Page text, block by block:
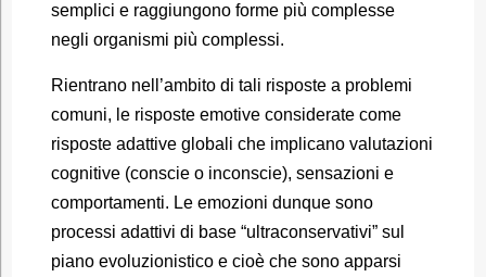
semplici e raggiungono forme più complesse
negli organismi più complessi.
Rientrano nell’ambito di tali risposte a problemi
comuni, le risposte emotive considerate come
risposte adattive globali che implicano valutazioni
cognitive (conscie o inconscie), sensazioni e
comportamenti. Le emozioni dunque sono
processi adattivi di base “ultraconservativi” sul
piano evoluzionistico e cioè che sono apparsi